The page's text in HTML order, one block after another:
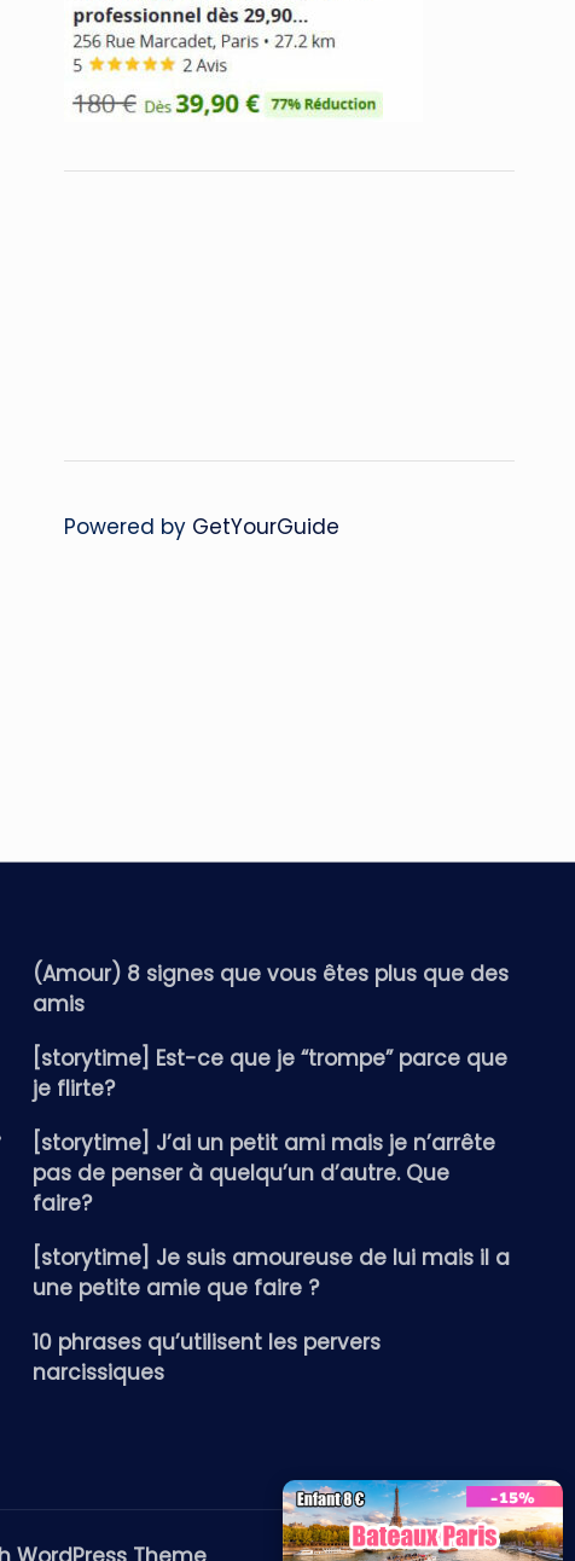
Powered by GetYourGuide
(Amour) 8 signes que vous êtes plus que des
amis
[storytime] Est-ce que je “trompe” parce que
je flirte?
[storytime] J’ai un petit ami mais je n’arrête
pas de penser à quelqu’un d’autre. Que
faire?
[storytime] Je suis amoureuse de lui mais il a
une petite amie que faire ?
10 phrases qu’utilisent les pervers
narcissiques